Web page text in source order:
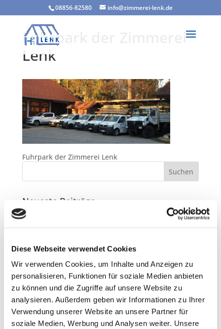
Diese Webseite verwendet Cookies
Wir verwenden Cookies, um Inhalte und Anzeigen zu
personalisieren, Funktionen für soziale Medien anbieten
zu können und die Zugriffe auf unsere Website zu
analysieren. Außerdem geben wir Informationen zu Ihrer
Verwendung unserer Website an unsere Partner für
soziale Medien, Werbung und Analysen weiter. Unsere
08856-82580 info@zimmerei-lenk.de
Fuhrpark der Zimmerei
Lenk
Fuhrpark der Zimmerei Lenk
Neueste Beiträge
Teilnahme am Clean Advantage Programm
Lehrstellen 2026
Jobmesse in Penzberg
Unsere Azubis 2025
Neueste Kommentare
Archiv